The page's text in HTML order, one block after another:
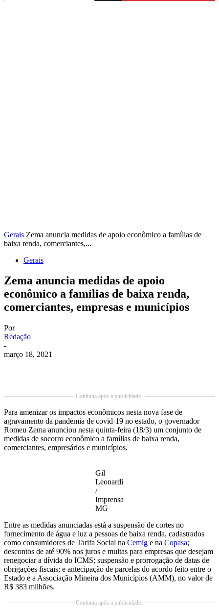
Gerais Zema anuncia medidas de apoio econômico a famílias de
baixa renda, comerciantes,...
Gerais
Zema anuncia medidas de apoio
econômico a famílias de baixa renda,
comerciantes, empresas e municípios
Por
Redação
-
março 18, 2021
Continua após a publicidade..
Para amenizar os impactos econômicos nesta nova fase de
agravamento da pandemia de covid-19 no estado, o governador
Romeu Zema anunciou nesta quinta-feira (18/3) um conjunto de
medidas de socorro econômico a famílias de baixa renda,
comerciantes, empresários e municípios.
Gil
Leonardi
/
Imprensa
MG
Entre as medidas anunciadas está a suspensão de cortes no
fornecimento de água e luz a pessoas de baixa renda, cadastrados
como consumidores de Tarifa Social na Cemig e na Copasa;
descontos de até 90% nos juros e multas para empresas que desejam
renegociar a dívida do ICMS; suspensão e prorrogação de datas de
obrigações fiscais; e antecipação de parcelas do acordo feito entre o
Estado e a Associação Mineira dos Municípios (AMM), no valor de
R$ 383 milhões.
Continua após a publicidade..